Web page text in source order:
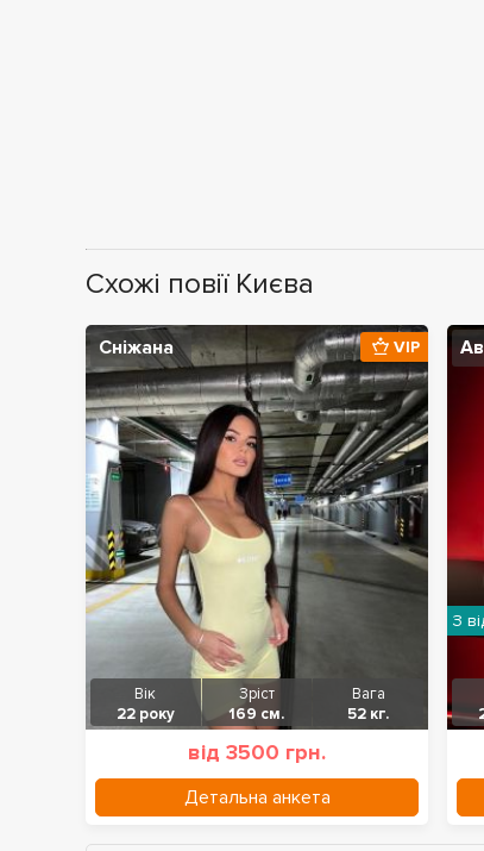
Схожі повії Києва
Сніжана
Вік
22 року
Зріст
169 см.
Вага
52 кг.
від 3500 грн.
Детальна анкета
VIP
З